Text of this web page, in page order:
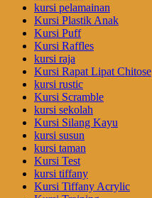
kursi pelamainan
Kursi Plastik Anak
Kursi Puff
Kursi Raffles
kursi raja
Kursi Rapat Lipat Chitose
kursi rustic
Kursi Scramble
kursi sekolah
Kursi Silang Kayu
kursi susun
kursi taman
Kursi Test
kursi tiffany
Kursi Tiffany Acrylic